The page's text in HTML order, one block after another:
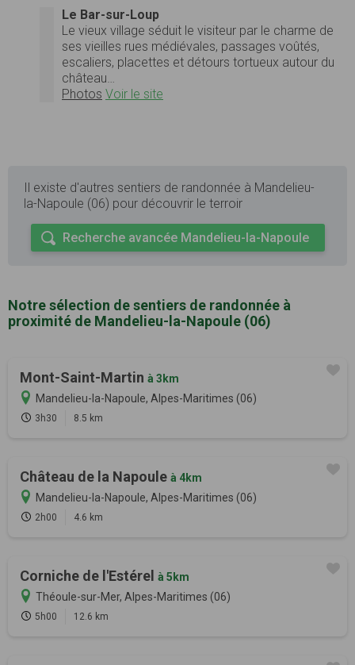
Le Bar-sur-Loup
Le vieux village séduit le visiteur par le charme de
ses vieilles rues médiévales, passages voûtés,
escaliers, placettes et détours tortueux autour du
château…
Photos Voir le site
Il existe d'autres sentiers de randonnée à Mandelieu-
la-Napoule (06) pour découvrir le terroir
Recherche avancée Mandelieu-la-Napoule
Notre sélection de sentiers de randonnée à
proximité de Mandelieu-la-Napoule (06)
Mont-Saint-Martin à 3km
Mandelieu-la-Napoule, Alpes-Maritimes (06)
3h30 8.5 km
Château de la Napoule à 4km
Mandelieu-la-Napoule, Alpes-Maritimes (06)
2h00 4.6 km
Corniche de l'Estérel à 5km
Théoule-sur-Mer, Alpes-Maritimes (06)
5h00 12.6 km